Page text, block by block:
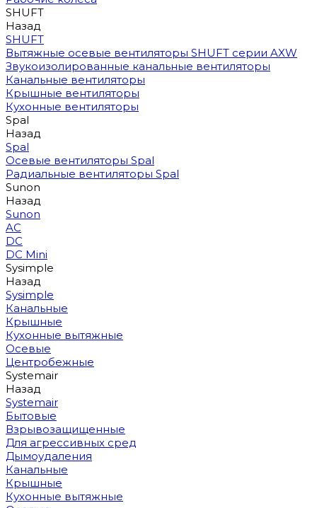
SHUFT
Назад
SHUFT
Вытяжные осевые вентиляторы SHUFT серии AXW
Звукоизолированные канальные вентиляторы
Канальные вентиляторы
Крышные вентиляторы
Кухонные вентиляторы
Spal
Назад
Spal
Осевые вентиляторы Spal
Радиальные вентиляторы Spal
Sunon
Назад
Sunon
AC
DC
DC Mini
Sysimple
Назад
Sysimple
Канальные
Крышные
Кухонные вытяжные
Осевые
Центробежные
Systemair
Назад
Systemair
Бытовые
Взрывозащищенные
Для агрессивных сред
Дымоудаления
Канальные
Крышные
Кухонные вытяжные